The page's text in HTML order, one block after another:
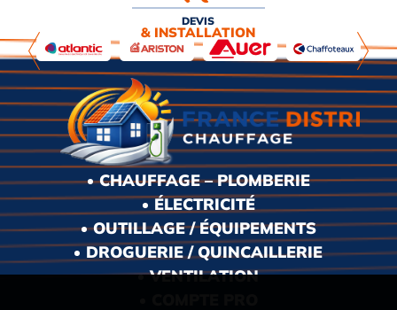
DEVIS
& INSTALLATION
CHAUFFAGE – PLOMBERIE
ÉLECTRICITÉ
OUTILLAGE / ÉQUIPEMENTS
DROGUERIE / QUINCAILLERIE
VENTILATION